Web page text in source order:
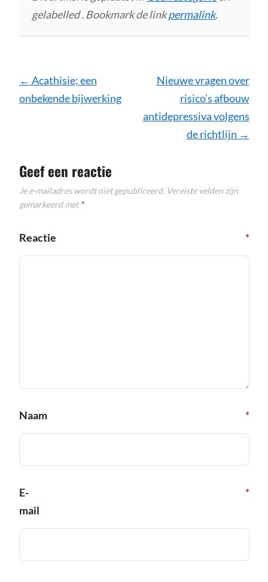
gelabelled . Bookmark de linkpermalink.
Bericht
navigatie
← Acathisie; een
onbekende bijwerking
Nieuwe vragen over
risico’s afbouw
antidepressiva volgens
de richtlijn →
Geef een reactie
Je e-mailadres wordt niet gepubliceerd. Vereiste velden zijn
gemarkeerd met*
Reactie *
Naam *
E-
mail
*